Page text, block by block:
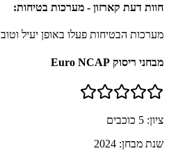
חוות דעת קארזון - מערכות בטיחות:
מערכות הבטיחות פעלו באופן יעיל וטוב
מבחני ריסוק Euro NCAP
ציון: 5 כוכבים
שנת מבחן: 2024